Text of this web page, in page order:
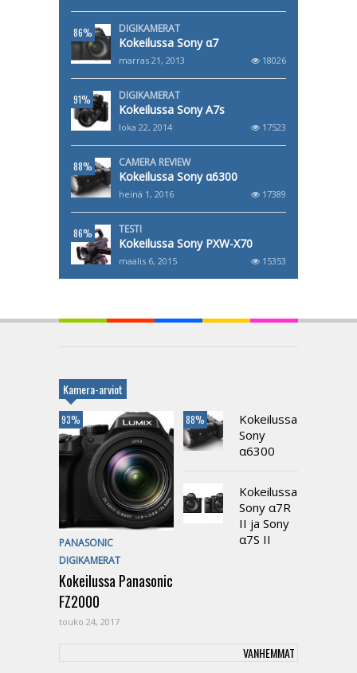
86% DIGIKAMERAT
Kokeilussa Sony α7
marras 21, 2013 18026
91% DIGIKAMERAT
Kokeilussa Sony A7s
loka 22, 2014 17523
88% CAMERA REVIEW
Kokeilussa Sony α6300
heinä 1, 2016 17389
86% TESTI
Kokeilussa Sony PXW-X70
maalis 6, 2015 15353
Kamera-arviot
93%
PANASONIC
DIGIKAMERAT
Kokeilussa Panasonic
FZ2000
touko 24, 2017
88%
Kokeilussa
Sony
α6300
Kokeilussa
Sony α7R
II ja Sony
α7S II
VANHEMMAT